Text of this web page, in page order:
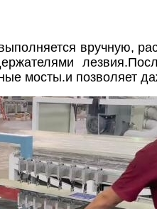
вручную,
мосты.и позволяет